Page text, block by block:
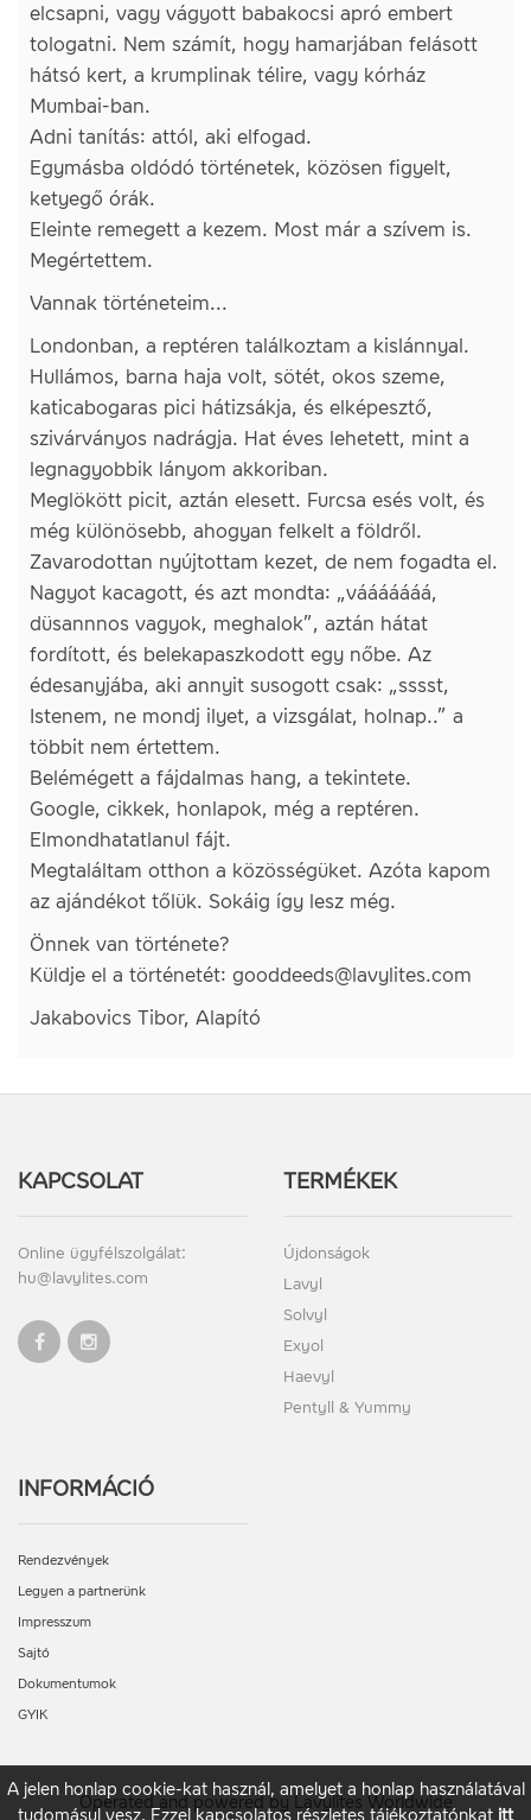
elcsapni, vagy vágyott babakocsi apró embert
tologatni. Nem számít, hogy hamarjában felásott
hátsó kert, a krumplinak télire, vagy kórház
Mumbai-ban.
Adni tanítás: attól, aki elfogad.
Egymásba oldódó történetek, közösen figyelt,
ketyegő órák.
Eleinte remegett a kezem. Most már a szívem is.
Megértettem.
Vannak történeteim...
Londonban, a reptéren találkoztam a kislánnyal.
Hullámos, barna haja volt, sötét, okos szeme,
katicabogaras pici hátizsákja, és elképesztő,
szivárványos nadrágja. Hat éves lehetett, mint a
legnagyobbik lányom akkoriban.
Meglökött picit, aztán elesett. Furcsa esés volt, és
még különösebb, ahogyan felkelt a földről.
Zavarodottan nyújtottam kezet, de nem fogadta el.
Nagyot kacagott, és azt mondta: „vááááááá,
düsannnos vagyok, meghalok”, aztán hátat
fordított, és belekapaszkodott egy nőbe. Az
édesanyjába, aki annyit susogott csak: „sssst,
Istenem, ne mondj ilyet, a vizsgálat, holnap..” a
többit nem értettem.
Belémégett a fájdalmas hang, a tekintete.
Google, cikkek, honlapok, még a reptéren.
Elmondhatatlanul fájt.
Megtaláltam otthon a közösségüket. Azóta kapom
az ajándékot tőlük. Sokáig így lesz még.
Önnek van története?
Küldje el a történetét: gooddeeds@lavylites.com
Jakabovics Tibor, Alapító
KAPCSOLAT
Online ügyfélszolgálat:
hu@lavylites.com
TERMÉKEK
Újdonságok
Lavyl
Solvyl
Exyol
Haevyl
Pentyll & Yummy
INFORMÁCIÓ
Rendezvények
Legyen a partnerünk
Impresszum
Sajtó
Dokumentumok
GYIK
Operated and powered by Lavylites Worldwide
A jelen honlap cookie-kat használ, amelyet a honlap használatával
tudomásul vesz. Ezzel kapcsolatos részletes tájékoztatónkat itt